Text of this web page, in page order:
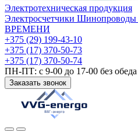
Электротехническая продукция
Электросчетчики Шинопроводы
ВРЕМЕНИ
+375 (29) 199-43-10
+375 (17) 370-50-73
+375 (17) 370-50-74
ПН-ПТ: с 9-00 до 17-00 без
Заказать звонок